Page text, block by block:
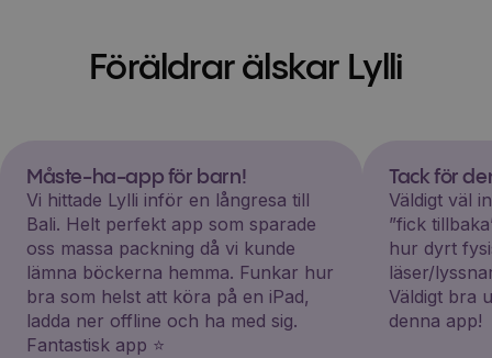
Föräldrar älskar Lylli
Måste-ha-app för barn!
Vi hittade Lylli inför en långresa till
Bali. Helt perfekt app som sparade
oss massa packning då vi kunde
lämna böckerna hemma. Funkar hur
bra som helst att köra på en iPad,
ladda ner offline och ha med sig.
Fantastisk app ⭐️
Tack för
Väldigt väl
”fick
hur dyrt
läser/
Väldigt bra
denna app!